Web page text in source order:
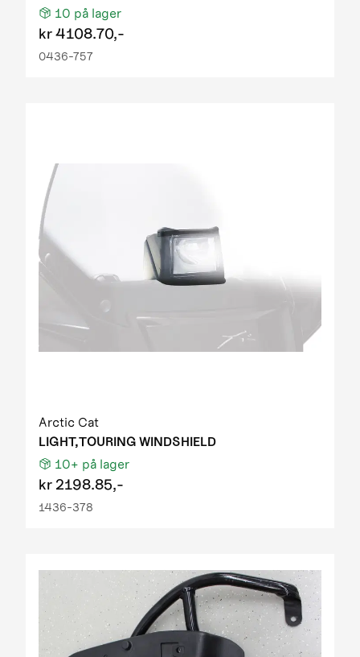
10 på lager
kr4108.70,-
0436-757
Arctic Cat
LIGHT,TOURING WINDSHIELD
10+ på lager
kr 2198.85,-
1436-378